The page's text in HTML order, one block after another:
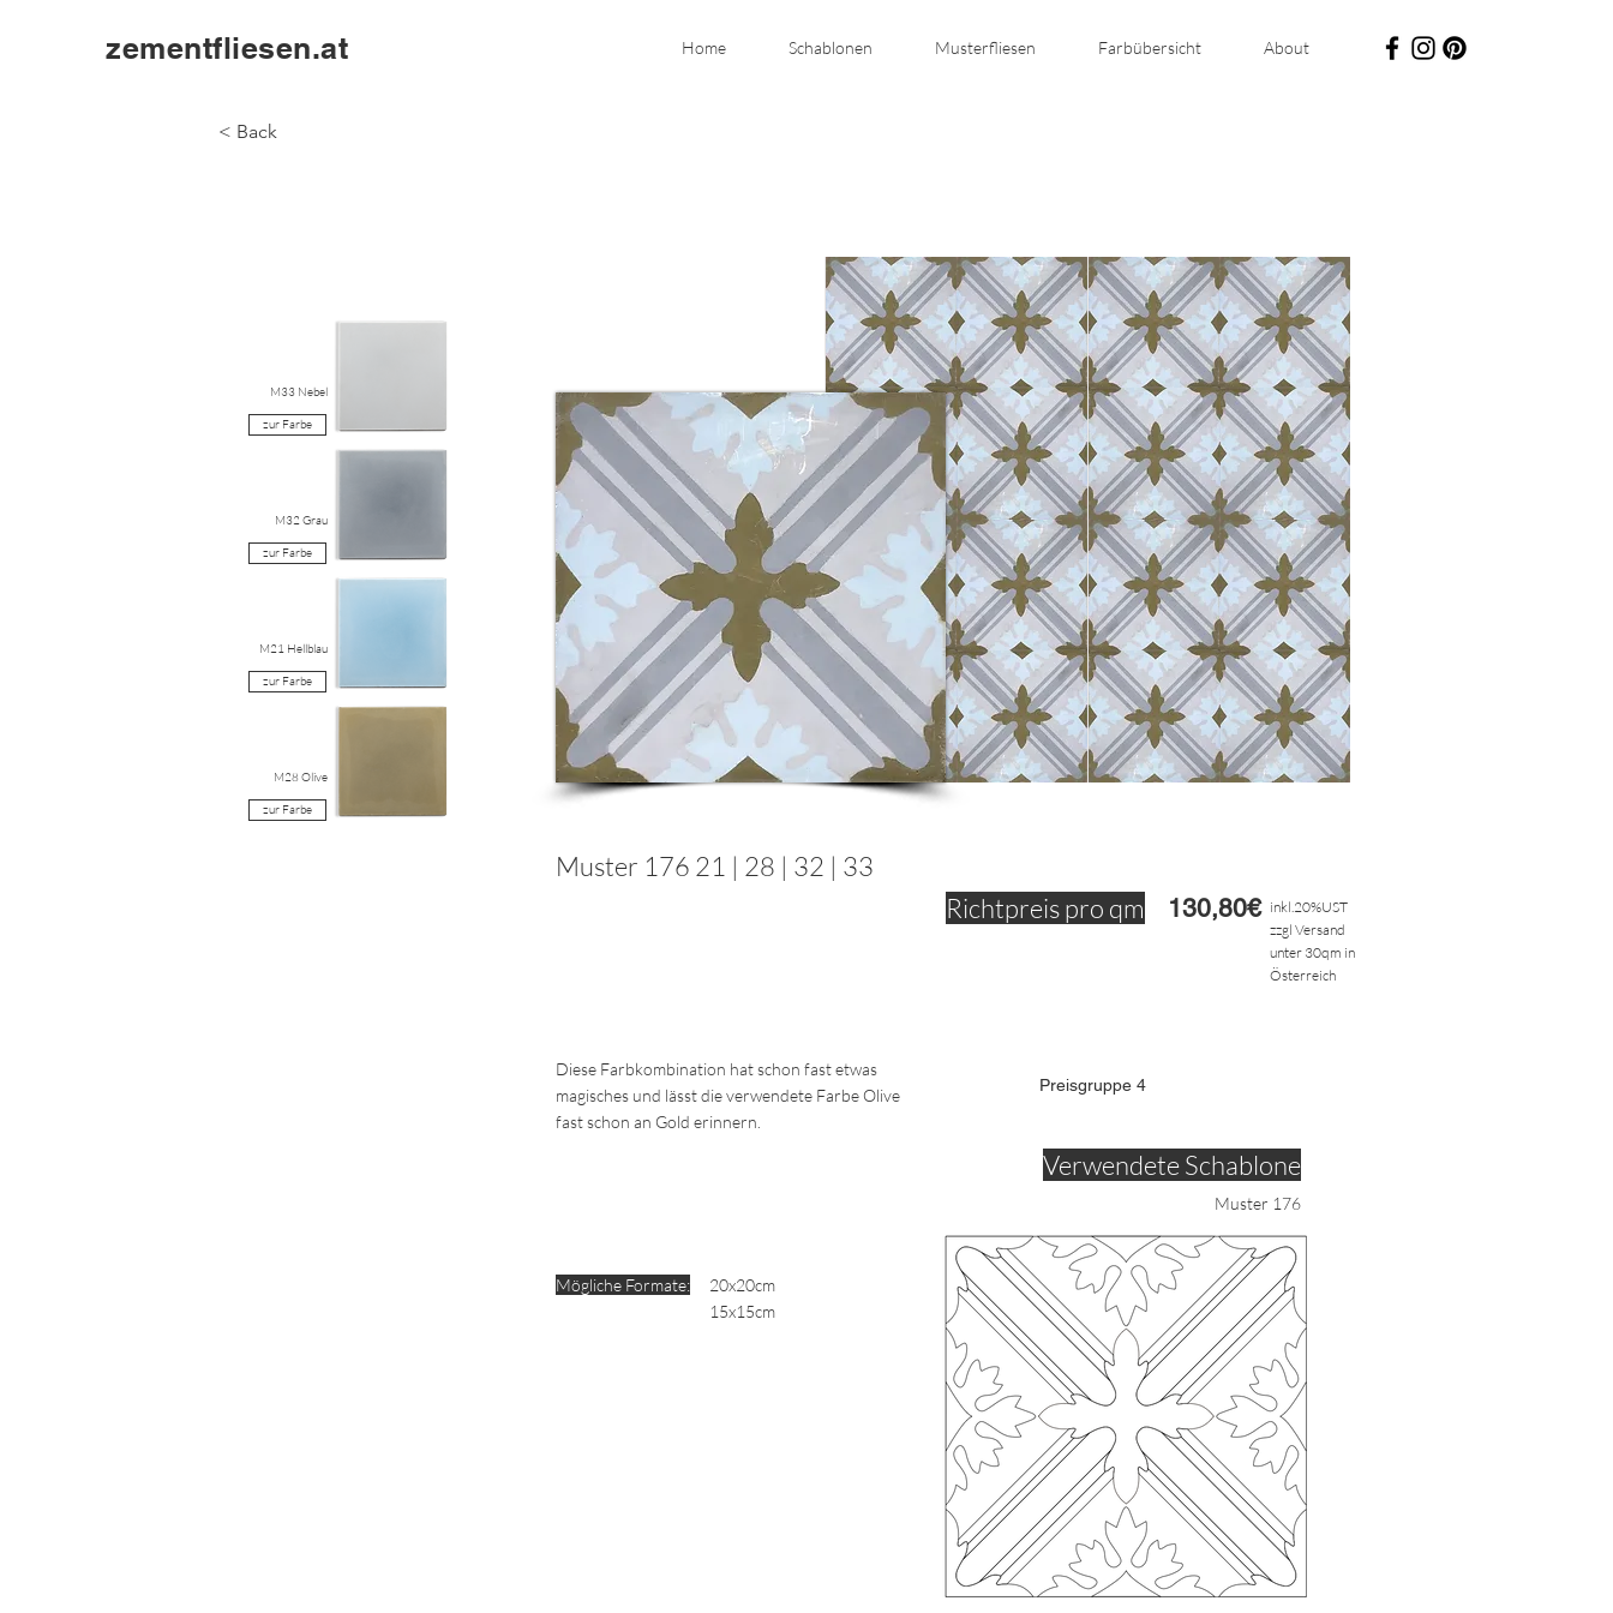
zementfliesen.at Home Schablonen Musterfliesen Farbübersicht About
< Back
Muster 176 21 | 28 | 32 | 33
130,80€
Richtpreis pro qm
inkl.20%UST
zzgl Versand
unter 30qm in
Österreich
Diese Farbkombination hat schon fast etwas
magisches und lässt die verwendete Farbe Olive
fast schon an Gold erinnern.
Preisgruppe 4
Verwendete Schablone
Muster 176
20x20cm
15x15cm
Mögliche Formate:
M33 Nebel
zur Farbe
M32 Grau
zur Farbe
M21 Hellblau
zur Farbe
M28 Olive
zur Farbe